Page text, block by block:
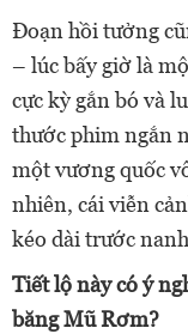
Đoạn hồi tưởng
– lúc bấy giờ là
cực kỳ gắn bó và
thước phim ngắn
một vương quốc
nhiên, cái viễn
kéo dài trước
Tiết lộ này có ý
băng Mũ Rơm?